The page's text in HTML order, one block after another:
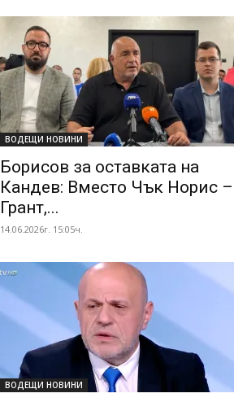
ВОДЕЩИ НОВИНИ
Борисов за оставката на
Кандев: Вместо Чък Норис
Грант,...
14.06.2026г. 15:05ч.
ВОДЕЩИ НОВИНИ